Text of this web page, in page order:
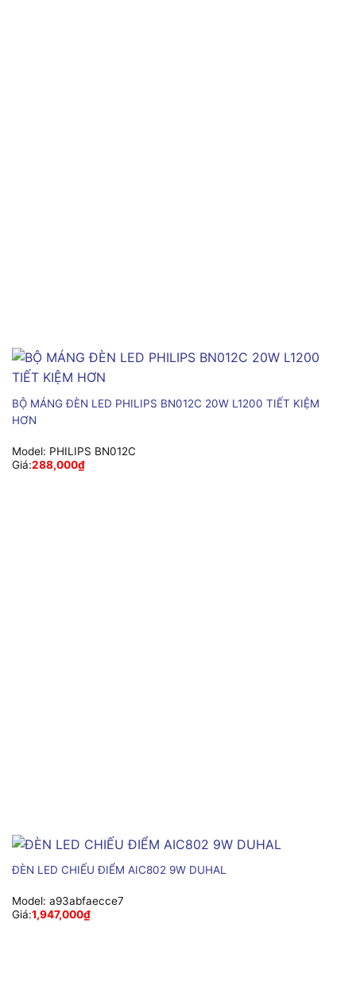
BỘ MÁNG ĐÈN LED PHILIPS BN012C 20W L1200 TIẾT KIỆM
HƠN
Model: PHILIPS BN012C
Giá:288,000₫
ĐÈN LED CHIẾU ĐIỂM AIC802 9W DUHAL
Model: a93abfaecce7
Giá:1,947,000₫